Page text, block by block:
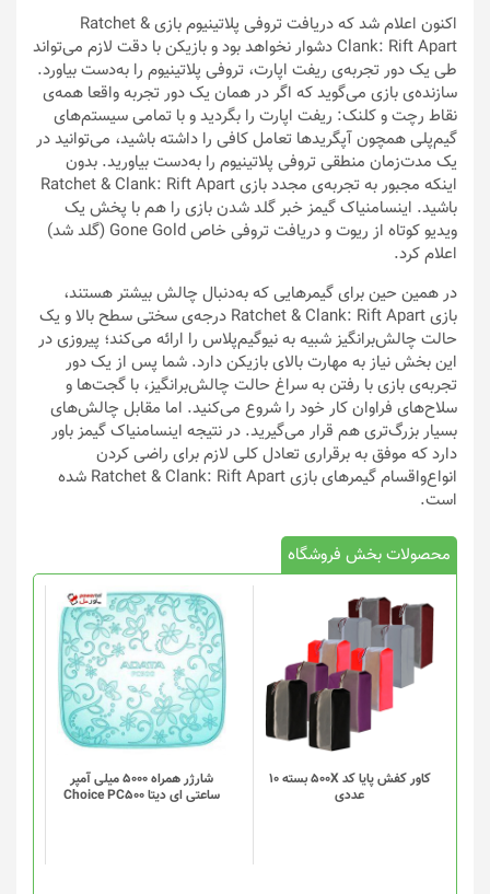
اکنون اعلام شد که دریافت تروفی پلاتینیوم بازی Ratchet &
Clank: Rift Apart دشوار نخواهد بود و بازیکن با دقت لازم می‌تواند
طی یک دور تجربه‌ی ریفت اپارت، تروفی پلاتینیوم را به‌دست بیاورد.
سازنده‌ی بازی می‌گوید که اگر در همان یک دور تجربه واقعا همه‌ی
نقاط رچت و کلنک: ریفت اپارت را بگردید و با تمامی سیستم‌های
گیم‌پلی همچون آپگریدها تعامل کافی را داشته باشید، می‌توانید در
یک مدت‌زمان منطقی تروفی پلاتینیوم را به‌دست بیاورید. بدون
اینکه مجبور به تجربه‌ی مجدد بازی Ratchet & Clank: Rift Apart
باشید. اینسامنیاک گیمز خبر گلد شدن بازی را هم با پخش یک
ویدیو کوتاه از ریوت و دریافت تروفی خاص Gone Gold (گلد شد)
اعلام کرد.
در همین حین برای گیمرهایی که به‌دنبال چالش بیشتر هستند،
بازی Ratchet & Clank: Rift Apart درجه‌ی سختی سطح بالا و یک
حالت چالش‌برانگیز شبیه به نیوگیم‌پلاس را ارائه می‌کند؛ پیروزی در
این بخش نیاز به مهارت بالای بازیکن دارد. شما پس از یک دور
تجربه‌ی بازی با رفتن به سراغ حالت چالش‌برانگیز، با گجت‌ها و
سلاح‌های فراوان کار خود را شروع می‌کنید. اما مقابل چالش‌های
بسیار بزرگ‌تری هم قرار می‌گیرید. در نتیجه اینسامنیاک گیمز باور
دارد که موفق به برقراری تعادل کلی لازم برای راضی کردن
انواع‌واقسام گیمرهای بازی Ratchet & Clank: Rift Apart شده
است.
محصولات بخش فروشگاه
کاور کفش پایا کد 500X بسته 10
عددی
شارژر همراه 5000 میلی آمپر
ساعتی ای دیتا Choice PC500